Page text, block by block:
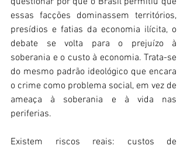
essas facções dominassem territórios,
presídios e fatias da economia ilícita, o
debate se volta para o prejuízo à
soberania e o custo à economia. Trata-se
do mesmo padrão ideológico que encara
o crime como problema social, em vez de
ameaça à soberania e à vida nas
periferias.
Existem riscos reais: custos de